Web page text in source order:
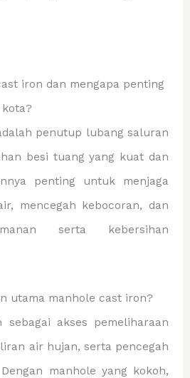
iron dan mengapa penting
penutup lubang saluran
besi tuang yang kuat dan
penting untuk menjaga
mencegah kebocoran, dan
serta kebersihan
utama manhole cast iron?
sebagai akses pemeliharaan
air hujan, serta pencegah
manhole yang kokoh,